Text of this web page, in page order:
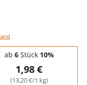
ab 6Stück 10%
1,98 €
(13,20 €/1 kg)